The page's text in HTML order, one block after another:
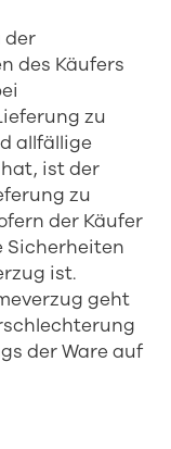
der
des Käufers
zu
allfällige
ist der
zu
der Käufer
Sicherheiten
ist.
geht
der Ware auf